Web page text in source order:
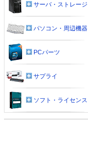
サーバ・ストレージ
パソコン・周辺機器
PCパーツ
サプライ
ソフト・ライセンス